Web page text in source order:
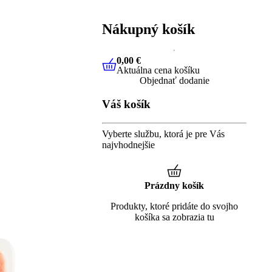
Nákupný košík
0,00 €Aktuálna cena košíku
0,00 €
Aktuálna cena košíku
Objednať dodanie
Váš košík
Vyberte službu, ktorá je pre Vás
najvhodnejšie
Prázdny košík
Produkty, ktoré pridáte do svojho
košíka sa zobrazia tu